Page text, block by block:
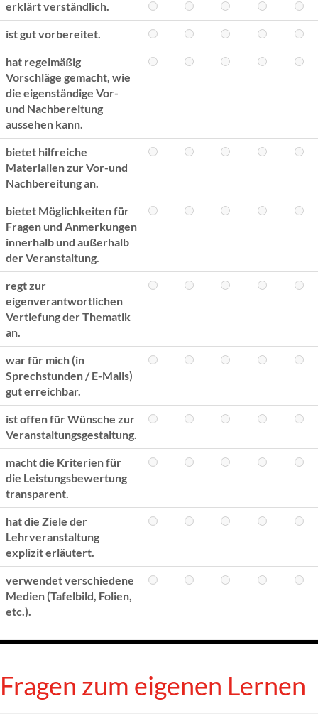
erklärt verständlich.
ist gut vorbereitet.
hat regelmäßig
Vorschläge gemacht, wie
die eigenständige Vor-
und Nachbereitung
aussehen kann.
bietet hilfreiche
Materialien zur Vor-und
Nachbereitung an.
bietet Möglichkeiten für
Fragen und Anmerkungen
innerhalb und außerhalb
der Veranstaltung.
regt zur
eigenverantwortlichen
Vertiefung der Thematik
an.
war für mich (in
Sprechstunden / E-Mails)
gut erreichbar.
ist offen für Wünsche zur
Veranstaltungsgestaltung.
macht die Kriterien für
die Leistungsbewertung
transparent.
hat die Ziele der
Lehrveranstaltung
explizit erläutert.
verwendet verschiedene
Medien (Tafelbild, Folien,
etc.).
Fragen zum eigenen Lernen